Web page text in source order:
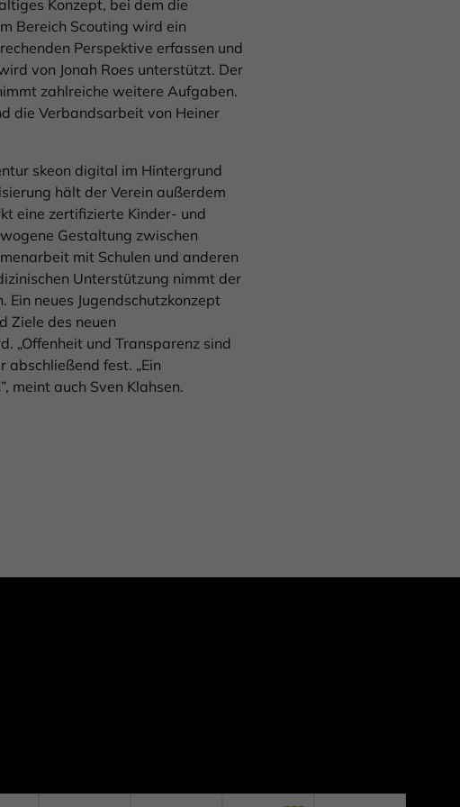
Konzept, bei dem die
Bereich Scouting wird ein
Perspektive erfassen und
von Jonah Roes unterstützt. Der
zahlreiche weitere Aufgaben.
die Verbandsarbeit von Heiner
skeon digital im Hintergrund
hält der Verein außerdem
eine zertifizierte Kinder- und
Gestaltung zwischen
mit Schulen und anderen
Unterstützung nimmt der
neues Jugendschutzkonzept
Ziele des neuen
„Offenheit und Transparenz sind
abschließend fest. „Ein
meint auch Sven Klahsen.